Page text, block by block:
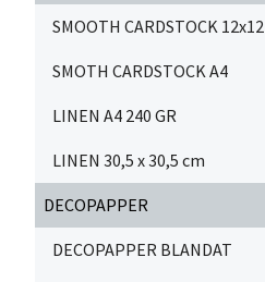
SMOOTH CARDSTOCK 12x12
SMOTH CARDSTOCK A4
LINEN A4 240 GR
LINEN 30,5 x 30,5 cm
DECOPAPPER
DECOPAPPER BLANDAT